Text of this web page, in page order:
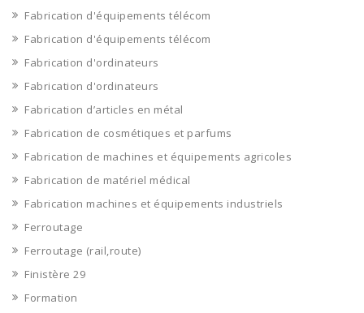
Fabrication d'équipements télécom
Fabrication d'équipements télécom
Fabrication d'ordinateurs
Fabrication d'ordinateurs
Fabrication d’articles en métal
Fabrication de cosmétiques et parfums
Fabrication de machines et équipements agricoles
Fabrication de matériel médical
Fabrication machines et équipements industriels
Ferroutage
Ferroutage (rail,route)
Finistère 29
Formation